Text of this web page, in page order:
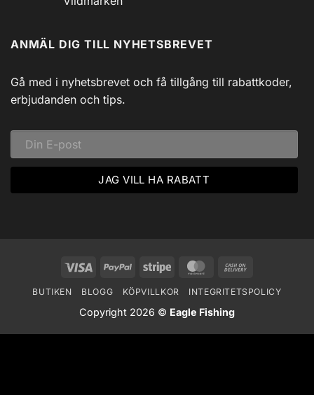
inkl
Siljans
Svadlings
Guidade
Isfiske
i
Dalarna:
Ett
Vinteräventyr
i
ANMÄL DIG TILL NYHETSBREVET
Gå med i nyhetsbrevet och få tillgång till rabattkoder,
erbjudanden och tips.
Visa PayPal Stripe MasterCard
Delivery
BUTIKEN BLOGG KÖPVILLKOR INTEGRITETSPOLICY
Copyright 2026 © Eagle Fishing